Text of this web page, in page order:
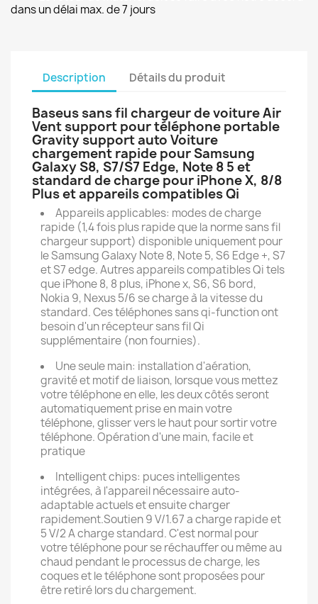
dans un délai max. de 7 jours
Description Détails du produit
Baseus sans fil chargeur de voiture Air
Vent support pour téléphone portable
Gravity support auto Voiture
chargement rapide pour Samsung
Galaxy S8, S7/S7 Edge, Note 8 5 et
standard de charge pour iPhone X, 8/8
Plus et appareils compatibles Qi
Appareils applicables: modes de charge
rapide (1,4 fois plus rapide que la norme sans fil
chargeur support) disponible uniquement pour
le Samsung Galaxy Note 8, Note 5, S6 Edge +, S7
et S7 edge. Autres appareils compatibles Qi tels
que iPhone 8, 8 plus, iPhone x, S6, S6 bord,
Nokia 9, Nexus 5/6 se charge à la vitesse du
standard. Ces téléphones sans qi-function ont
besoin d'un récepteur sans fil Qi
supplémentaire (non fournies).
Une seule main: installation d'aération,
gravité et motif de liaison, lorsque vous mettez
votre téléphone en elle, les deux côtés seront
automatiquement prise en main votre
téléphone, glisser vers le haut pour sortir votre
téléphone. Opération d'une main, facile et
pratique
Intelligent chips: puces intelligentes
intégrées, à l'appareil nécessaire auto-
adaptable actuels et ensuite charger
rapidement.Soutien 9 V/1.67 a charge rapide et
5 V/2 A charge standard. C'est normal pour
votre téléphone pour se réchauffer ou même au
chaud pendant le processus de charge, les
coques et le téléphone sont proposées pour
être retiré lors du chargement.